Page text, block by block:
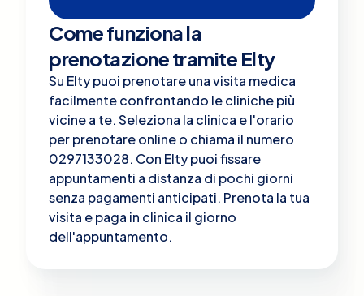
Come funziona la
prenotazione tramite Elty
Su Elty puoi prenotare una visita medica
facilmente confrontando le cliniche più
vicine a te. Seleziona la clinica e l'orario
per prenotare online o chiama il numero
0297133028. Con Elty puoi fissare
appuntamenti a distanza di pochi giorni
senza pagamenti anticipati. Prenota la tua
visita e paga in clinica il giorno
dell'appuntamento.